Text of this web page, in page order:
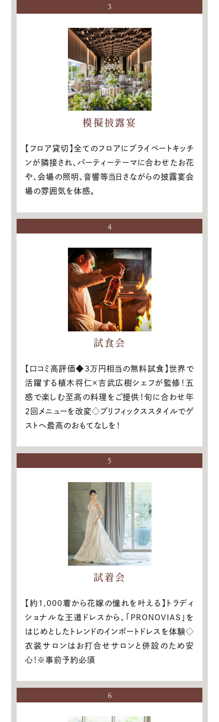
3
模擬披露宴
【フロア貸切】全てのフロアにプライベートキッチ
ンが隣接され、パーティーテーマに合わせたお花
や、会場の照明、音響等当日さながらの披露宴会
場の雰囲気を体感。
4
試食会
【口コミ高評価◆3万円相当の無料試食】世界で
活躍する植木将仁×吉武広樹シェフが監修！五
感で楽しむ至高の料理をご提供！旬に合わせ年
2回メニューを改変◇プリフィックススタイルでゲ
ストへ最高のおもてなしを！
5
試着会
【約1,000着から花嫁の憧れを叶える】トラディ
ショナルな王道ドレスから、「PRONOVIAS」を
はじめとしたトレンドのインポートドレスを体験◇
衣装サロンはお打合せサロンと併設のため安
心！※事前予約必須
6